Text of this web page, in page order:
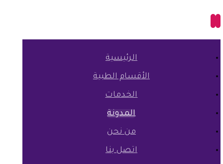
الرئيسية
الأقسام الطبية
الخدمات
المدونة
من نحن
اتصل بنا